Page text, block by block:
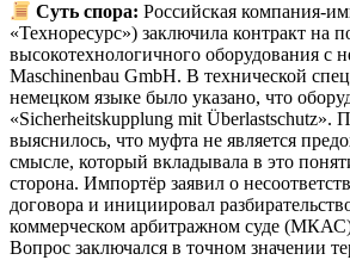
Суть спора: Российская компания-
«Техноресурс») заключила контракт на
высокотехнологичного оборудования с
Maschinenbau GmbH. В технической
немецком языке было указано, что
«Sicherheitskupplung mit Überlastschutz».
выяснилось, что муфта не является
смысле, который вкладывала в это
сторона. Импортёр заявил о
договора и инициировал
коммерческом арбитражном суде
Вопрос заключался в точном значении